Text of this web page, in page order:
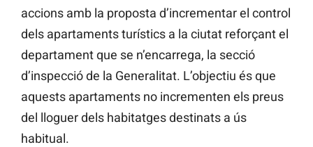
accions amb la proposta d’incrementar el control
dels apartaments turístics a la ciutat reforçant el
departament que se n’encarrega, la secció
d’inspecció de la Generalitat. L’objectiu és que
aquests apartaments no incrementen els preus
del lloguer dels habitatges destinats a ús
habitual.